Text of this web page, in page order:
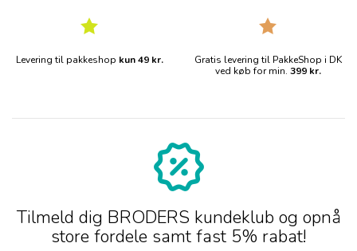
Levering til pakkeshop kun 49 kr.
Gratis levering til PakkeShop i DK
ved køb for min. 399 kr.
Tilmeld dig BRODERS kundeklub og opnå
store fordele samt fast 5% rabat!